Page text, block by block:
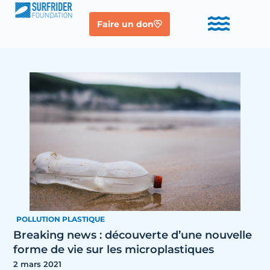
Faire un don
POLLUTION PLASTIQUE
Breaking news : découverte d’une nouvelle
forme de vie sur les microplastiques
2 mars 2021